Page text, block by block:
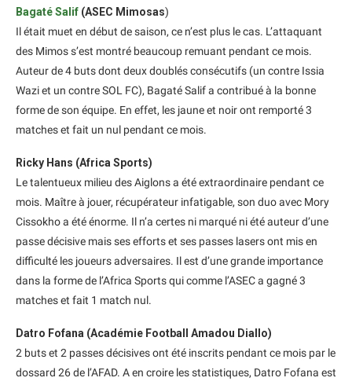
Bagaté Salif (ASEC Mimosas)
Il était muet en début de saison, ce n’est plus le cas. L’attaquant
des Mimos s’est montré beaucoup remuant pendant ce mois.
Auteur de 4 buts dont deux doublés consécutifs (un contre Issia
Wazi et un contre SOL FC), Bagaté Salif a contribué à la bonne
forme de son équipe. En effet, les jaune et noir ont remporté 3
matches et fait un nul pendant ce mois.
Ricky Hans (Africa Sports)
Le talentueux milieu des Aiglons a été extraordinaire pendant ce
mois. Maître à jouer, récupérateur infatigable, son duo avec Mory
Cissokho a été énorme. Il n’a certes ni marqué ni été auteur d’une
passe décisive mais ses efforts et ses passes lasers ont mis en
difficulté les joueurs adversaires. Il est d’une grande importance
dans la forme de l’Africa Sports qui comme l’ASEC a gagné 3
matches et fait 1 match nul.
Datro Fofana (Académie Football Amadou Diallo)
2 buts et 2 passes décisives ont été inscrits pendant ce mois par le
dossard 26 de l’AFAD. A en croire les statistiques, Datro Fofana est